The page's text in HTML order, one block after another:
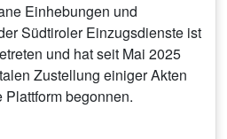
Einhebungen und
Südtiroler Einzugsdienste ist
und hat seit Mai 2025
Zustellung einiger Akten
begonnen.